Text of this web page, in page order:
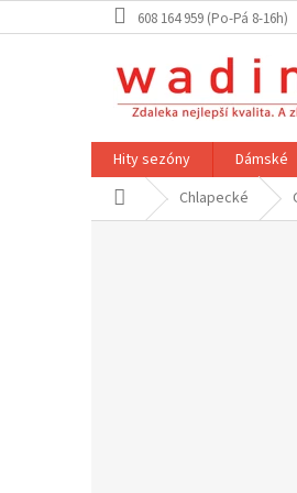
na
608 164 959 (Po-Pá 8-16h)
Hity sezóny Dámské
Domů Chlapecké